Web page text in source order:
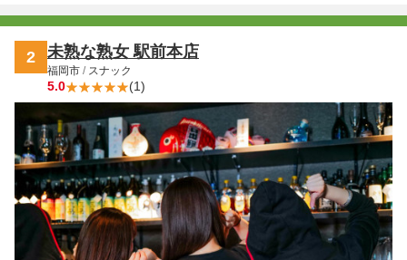
2 未熟な熟女 駅前本店
福岡市 / スナック
5.0 (1)